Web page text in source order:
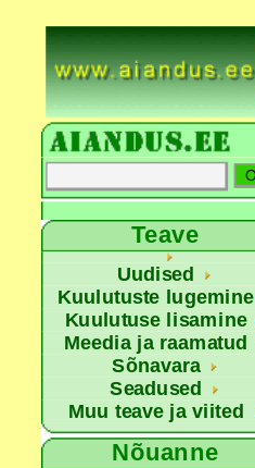
Teave
Uudised
Kuulutuste lugemine
Kuulutuse lisamine
Meedia ja raamatud
Sõnavara
Seadused
Muu teave ja viited
Nõuanne